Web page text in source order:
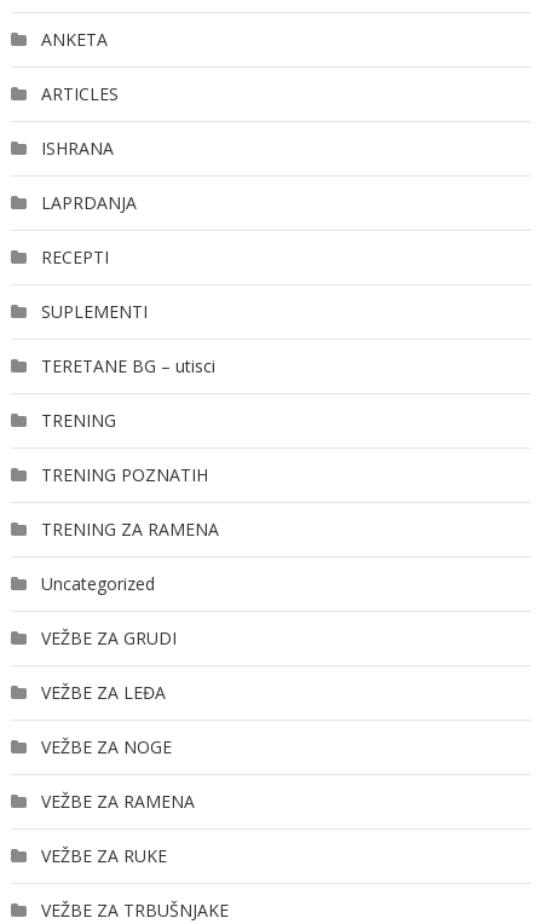
ANKETA
ARTICLES
ISHRANA
LAPRDANJA
RECEPTI
SUPLEMENTI
TERETANE BG – utisci
TRENING
TRENING POZNATIH
TRENING ZA RAMENA
Uncategorized
VEŽBE ZA GRUDI
VEŽBE ZA LEĐA
VEŽBE ZA NOGE
VEŽBE ZA RAMENA
VEŽBE ZA RUKE
VEŽBE ZA TRBUŠNJAKE